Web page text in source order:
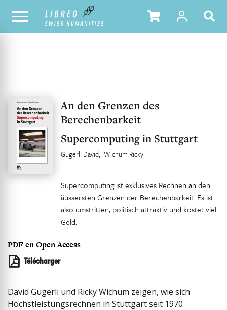
NOTRE CATALOGUE TABLE DES MATIÈRES
An den Grenzen des
Berechenbarkeit
Supercomputing in Stuttgart
Gugerli David Wichum Ricky
Supercomputing ist exklusives Rechnen an den
äussersten Grenzen der Berechenbarkeit. Es ist
also umstritten, politisch attraktiv und kostet viel
Geld.
PDF en Open Access
Télécharger
David Gugerli und Ricky Wichum zeigen, wie sich
Höchstleistungsrechnen in Stuttgart seit 1970